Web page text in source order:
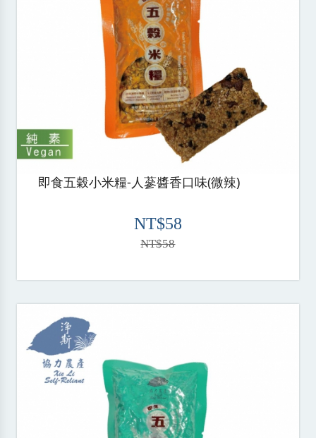
即食五穀小米糧-人蔘醬香口味(微辣)
NT$58
NT$58